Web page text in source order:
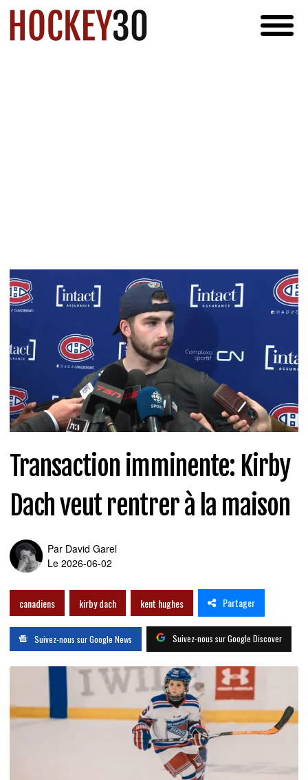
Transaction imminente: Kirby
Dach veut rentrer à la maison
Par David Garel
Le 2026-06-02
canadiens kirby dach kent hughes Partager
Suivez-nous sur Google News Suivez-nous sur Google Discover